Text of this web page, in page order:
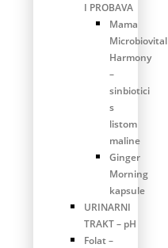
I PROBAVA
Mama
Microbiovital
Harmony
–
sinbiotici
s
listom
maline
Ginger
Morning
kapsule
URINARNI
TRAKT – pH
Folat –